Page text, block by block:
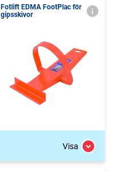
Fotlift EDMA FootPlac för
gipsskivor
Visa